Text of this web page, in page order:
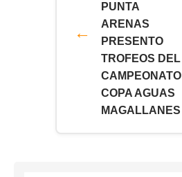
PUNTA
ARENAS
PRESENTO
TROFEOS DEL
CAMPEONATO
COPA AGUAS
MAGALLANES